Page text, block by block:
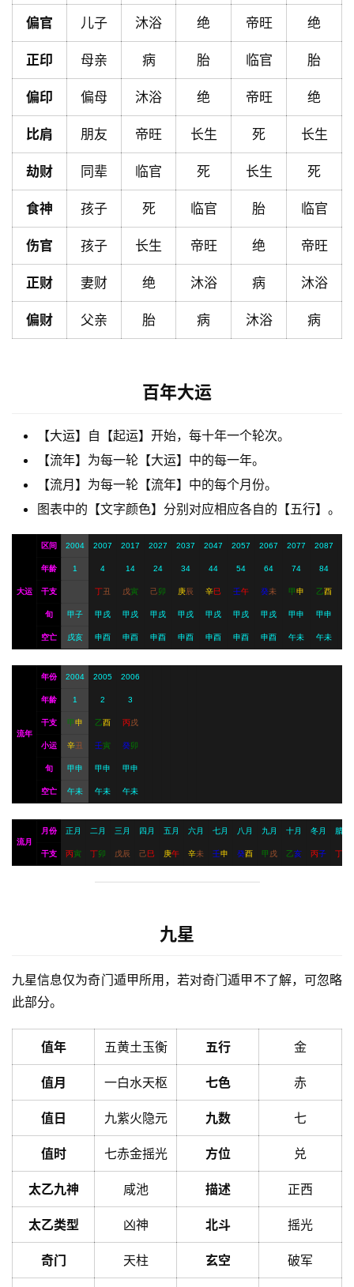
首
历
占
卜
命
理
A
登录 注册
偏官 儿子 沐浴 绝 帝旺 绝
正印 母亲 病 胎 临官 胎
偏印 偏母 沐浴 绝 帝旺 绝
比肩 朋友 帝旺 长生 死 长生
劫财 同辈 临官 死 长生 死
食神 孩子 死 临官 胎 临官
伤官 孩子 长生 帝旺 绝 帝旺
正财 妻财 绝 沐浴 病 沐浴
偏财 父亲 胎 病 沐浴 病
百年大运
【大运】自【起运】开始，每十年一个轮次。
【流年】为每一轮【大运】中的每一年。
【流月】为每一轮【流年】中的每个月份。
图表中的【文字颜色】分别对应相应各自的【五行】。
大运
区间 2004 2007 2017 2027 2037 2047 2057 2067 2077 2087
年龄 1 4 14 24 34 44 54 64 74 84
干支 丁丑 戊寅 己卯 庚辰 辛巳 壬午 癸未 甲申 乙酉
旬 甲子 甲戌 甲戌 甲戌 甲戌 甲戌 甲戌 甲戌 甲申 甲申
空亡 戌亥 申酉 申酉 申酉 申酉 申酉 申酉 申酉 午未 午未
流年
年份 2004 2005 2006
年龄 1 2 3
干支 甲申 乙酉 丙戌
小运 辛丑 壬寅 癸卯
旬 甲申 甲申 甲申
空亡 午未 午未 午未
流月
月份 正月 二月 三月 四月 五月 六月 七月 八月 九月 十月 冬月 腊月
干支 丙寅 丁卯 戊辰 己巳 庚午 辛未 壬申 癸酉 甲 戌 乙亥 丙子 丁
九星
九星信息仅为奇门遁甲所用，若对奇门遁甲不了解，可忽略
此部分。
值年 五黄土玉衡 五行 金
值月 一白水天枢 七色 赤
值日 九紫火隐元 九数 七
值时 七赤金摇光 方位 兑
太乙九神 咸池 描述 正西
太乙类型 凶神 北斗 摇光
奇门 天柱 玄空 破军